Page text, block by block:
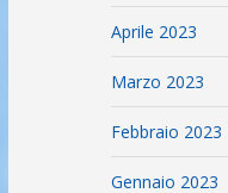
Aprile 2023
Marzo 2023
Febbraio 2023
Gennaio 2023